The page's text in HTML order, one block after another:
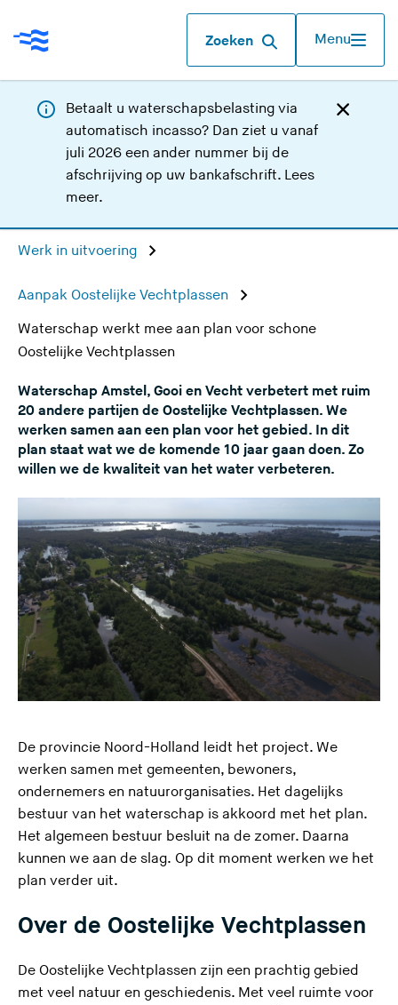
Zoeken Menu
Betaalt u waterschapsbelasting via
automatisch incasso? Dan ziet u vanaf
juli 2026 een ander nummer bij de
afschrijving op uw bankafschrift. Lees
meer.
Werk in uitvoering
Aanpak Oostelijke Vechtplassen
Waterschap werkt mee aan plan voor schone
Oostelijke Vechtplassen
Waterschap Amstel, Gooi en Vecht verbetert met ruim
20 andere partijen de Oostelijke Vechtplassen. We
werken samen aan een plan voor het gebied. In dit
plan staat wat we de komende 10 jaar gaan doen. Zo
willen we de kwaliteit van het water verbeteren.
De provincie Noord-Holland leidt het project. We
werken samen met gemeenten, bewoners,
ondernemers en natuurorganisaties. Het dagelijks
bestuur van het waterschap is akkoord met het plan.
Het algemeen bestuur besluit na de zomer. Daarna
kunnen we aan de slag. Op dit moment werken we het
plan verder uit.
Over de Oostelijke Vechtplassen
De Oostelijke Vechtplassen zijn een prachtig gebied
met veel natuur en geschiedenis. Met veel ruimte voor